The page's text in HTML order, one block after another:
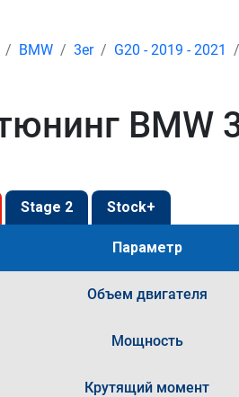
BMW 3er G20 - 2019 - 2021
BMW
Stage 2 Stock+
Параметр
Объем двигателя
Мощность
Крутящий момент